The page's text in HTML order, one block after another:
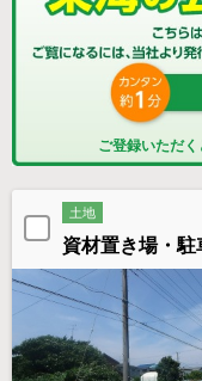
ご登録いただく
土地
資材置き場・駐